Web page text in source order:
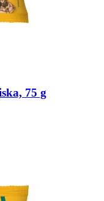
75 g